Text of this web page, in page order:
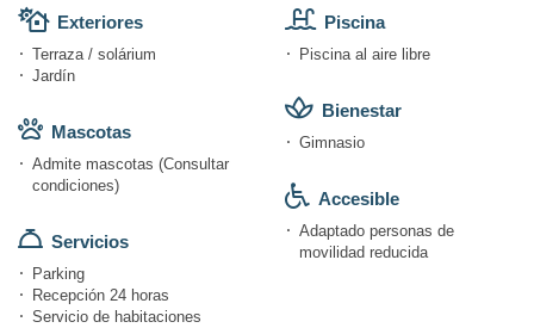
Exteriores
Terraza / solárium
Jardín
Mascotas
Admite mascotas (Consultar
condiciones)
Servicios
Parking
Recepción 24 horas
Servicio de habitaciones
Piscina
Piscina al aire libre
Bienestar
Gimnasio
Accesible
Adaptado personas de
movilidad reducida